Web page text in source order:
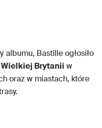
albumu, Bastille ogłosiło
Wielkiej Brytanii w
oraz w miastach, które